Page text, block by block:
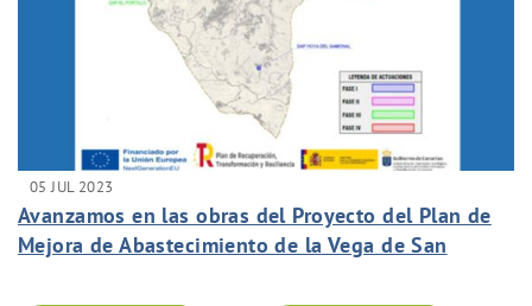
05 JUL 2023
Avanzamos en las obras del Proyecto del Plan de
Mejora de Abastecimiento de la Vega de San